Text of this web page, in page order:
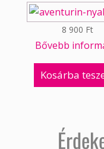
8 900 Ft
Bővebb
Kosárba